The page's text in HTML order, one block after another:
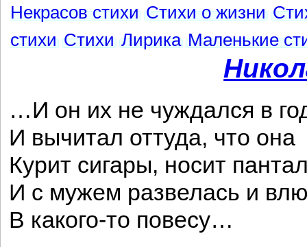
Некрасов стихи Стихи о жизни
стихи Стихи Лирика Маленькие
…И он их не чуждался в
И вычитал оттуда, что она
Курит сигары, носит
И с мужем развелась и
В какого-то повесу…